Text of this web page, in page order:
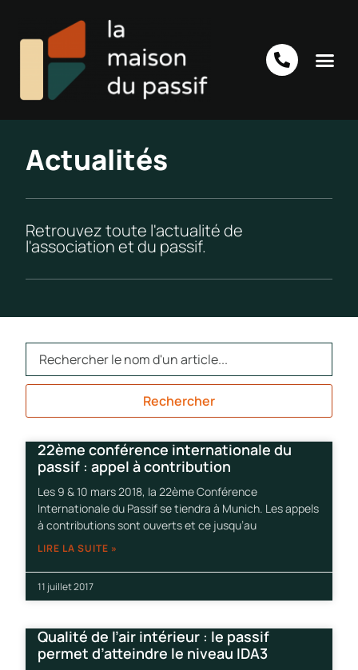
Actualités
Retrouvez toute l'actualité de
l'association et du passif.
Rechercher
22ème conférence internationale du
passif : appel à contribution
Les 9 & 10 mars 2018, la 22ème Conférence
Internationale du Passif se tiendra à Munich. Les appels
à contributions sont ouverts et ce jusqu’au
LIRE LA SUITE »
11 juillet 2017
Qualité de l’air intérieur : le passif
permet d’atteindre le niveau IDA3